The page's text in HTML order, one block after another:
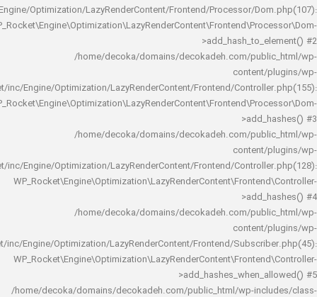
rocket/inc/Engine/Optimization/LazyRenderContent/Frontend/Processor/
/home/decoka/domains/decokadeh.com/
rocket/inc/Engine/Optimization/LazyRenderContent/Frontend/
/home/decoka/domains/decokadeh.com/
rocket/inc/Engine/Optimization/LazyRenderContent/Frontend/
/home/decoka/domains/decokadeh.com/
rocket/inc/Engine/Optimization/LazyRenderContent/Frontend/
/home/decoka/domains/decokadeh.com/public_html/wp-